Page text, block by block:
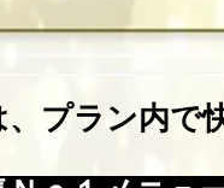
、プラン内で